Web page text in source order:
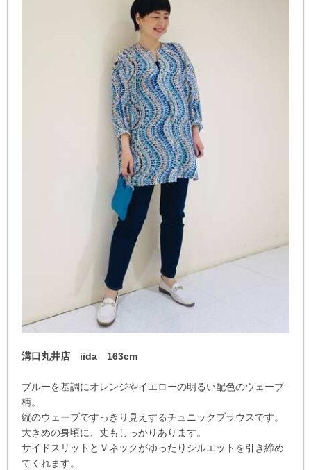
溝口丸井店 iida 163cm
ブルーを基調にオレンジやイエローの明るい配色のウェーブ
柄。
縦のウェーブですっきり見えするチュニックブラウスです。
大きめの身頃に、丈もしっかりあります。
サイドスリットとＶネックがゆったりシルエットを引き締め
てくれます。